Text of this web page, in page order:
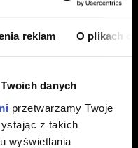
reklam O plikach
danych
przetwarzamy Twoje
z takich
wyświetlania